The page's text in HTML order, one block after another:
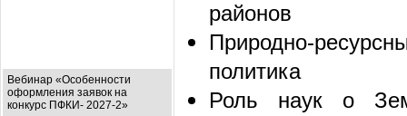
Вебинар «Особенности
оформления заявок на
конкурс ПФКИ- 2027-2»
районов
Природно-
политика
Роль наук о